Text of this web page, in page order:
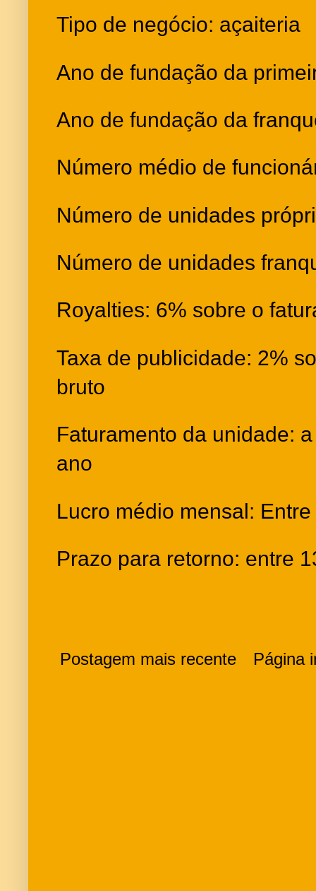
Tipo de negócio: açaiteria
Ano de fundação da
Ano de fundação da
Número médio de
Número de unidades
Número de unidades
Royalties: 6% sobre o
Taxa de publicidade: 2%
bruto
Faturamento da unidade:
ano
Lucro médio mensal:
Prazo para retorno: entre
Postagem mais recente Página